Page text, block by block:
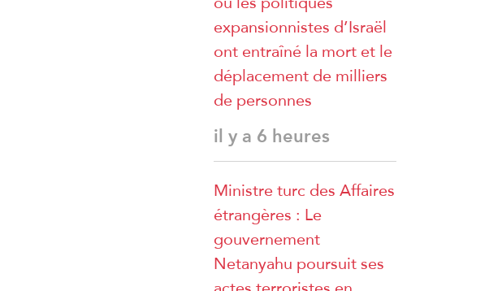
expansionnistes d’Israël
ont entraîné la mort et le
déplacement de milliers
de personnes
il y a 6 heures
Ministre turc des Affaires
étrangères : Le
gouvernement
Netanyahu poursuit ses